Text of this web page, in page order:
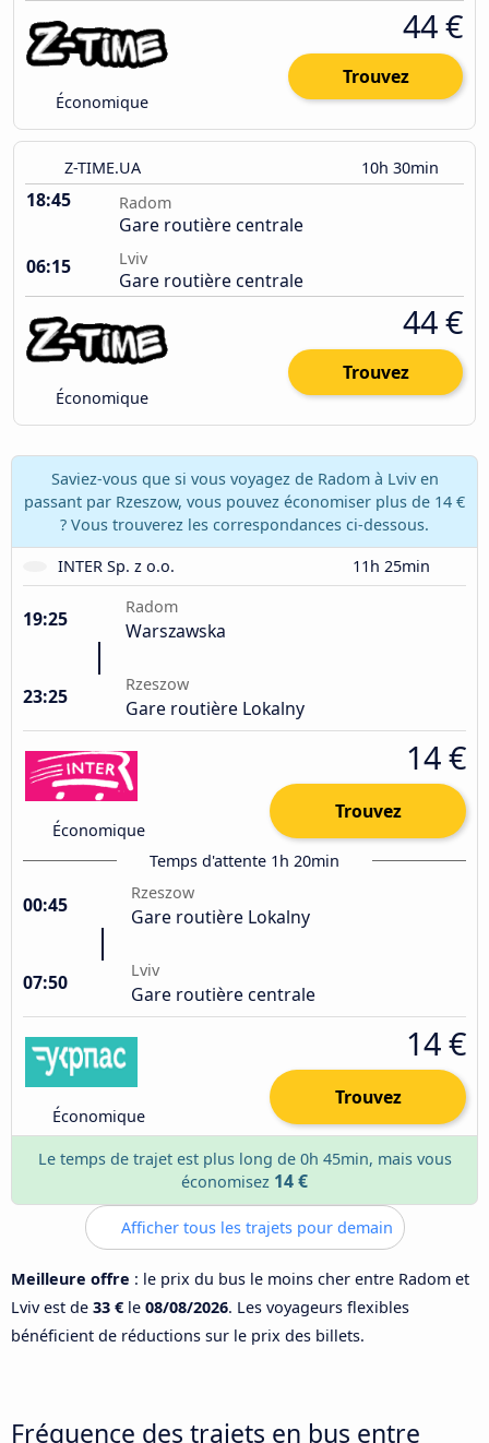
Économique
44 €
Trouvez
Z-TIME.UA 10h 30min
18:45 Radom
Gare routière centrale
06:15
Lviv
Gare routière centrale
Économique
44 €
Trouvez
Saviez-vous que si vous voyagez de Radom à Lviv en
passant par Rzeszow, vous pouvez économiser plus de 14 €
? Vous trouverez les correspondances ci-dessous.
INTER Sp. z o.o.
11h 25min
19:25
Radom
Warszawska
23:25
Rzeszow
Gare routière Lokalny
Économique
14 €
Trouvez
Temps d'attente 1h 20min
00:45
Rzeszow
Gare routière Lokalny
07:50
Lviv
Gare routière centrale
Économique
14 €
Trouvez
Le temps de trajet est plus long de 0h 45min, mais vous
économisez 14 €
Afficher tous les trajets pour demain
Meilleure offre : le prix du bus le moins cher entre Radom et
Lviv est de 33 € le 08/08/2026. Les voyageurs flexibles
bénéficient de réductions sur le prix des billets.
Fréquence des trajets en bus entre